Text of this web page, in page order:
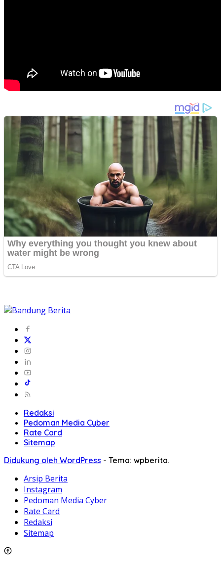
Redaksi
Pedoman Media Cyber
Rate Card
Sitemap
Didukung oleh WordPress - Tema: wpberita.
Arsip Berita
Instagram
Pedoman Media Cyber
Rate Card
Redaksi
Sitemap